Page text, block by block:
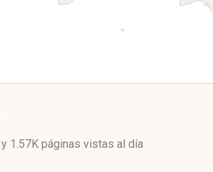
y 1.57K páginas vistas al día